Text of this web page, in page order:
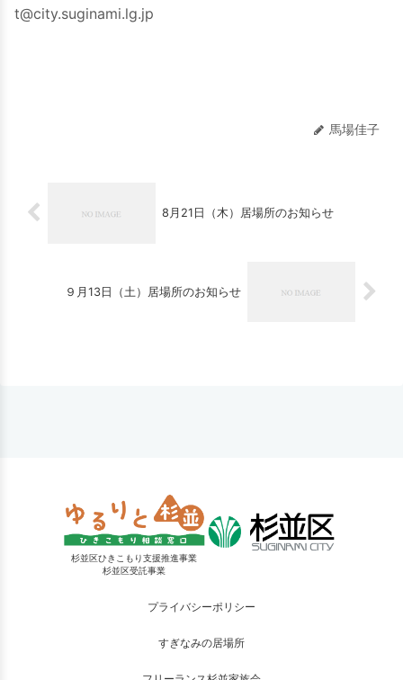
t@city.suginami.lg.jp
馬場佳子
8月21日（木）居場所のお知らせ
９月13日（土）居場所のお知らせ
杉並区ひきこもり支援推進事業
杉並区受託事業
プライバシーポリシー
すぎなみの居場所